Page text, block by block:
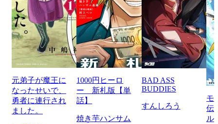
元弟子が魔王に
なったせいで、
勇者に連行され
ました。
1000円ヒーロ
ー 新札版【単
話】
焼き芋ハンサム
BAD ASS
BUDDIES
すんしろう
モ
伝
ル